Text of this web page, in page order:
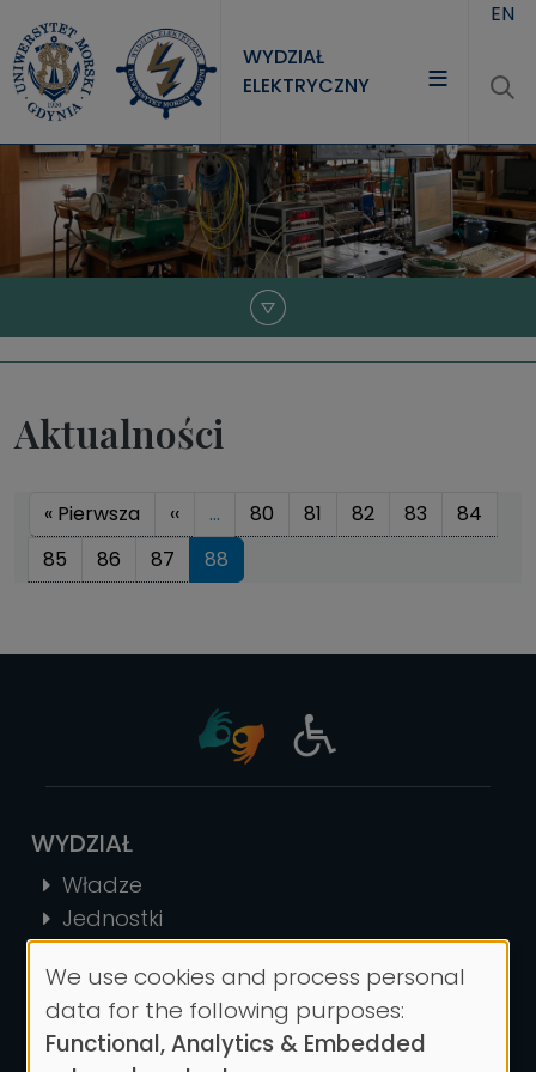
WYDZIAŁ
ELEKTRYCZNY
WYDZIAŁ
STUDIA
NAUKA
EN
Aktualności
Stronicowanie
« Pierwsza Pierwsza strona
‹‹Poprzednia strona
… 80 81 82 83
84
85
86 87 88
WYDZIAŁ
Władze
Jednostki
Historia
Kontakt
STUDIA
Use
of
We use cookies and process personal
data for the following purposes:
Functional, Analytics & Embedded